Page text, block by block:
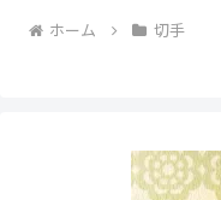
ホーム 切手